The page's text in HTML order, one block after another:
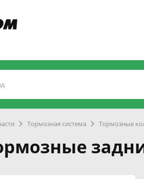
Тормозная система Тормозные